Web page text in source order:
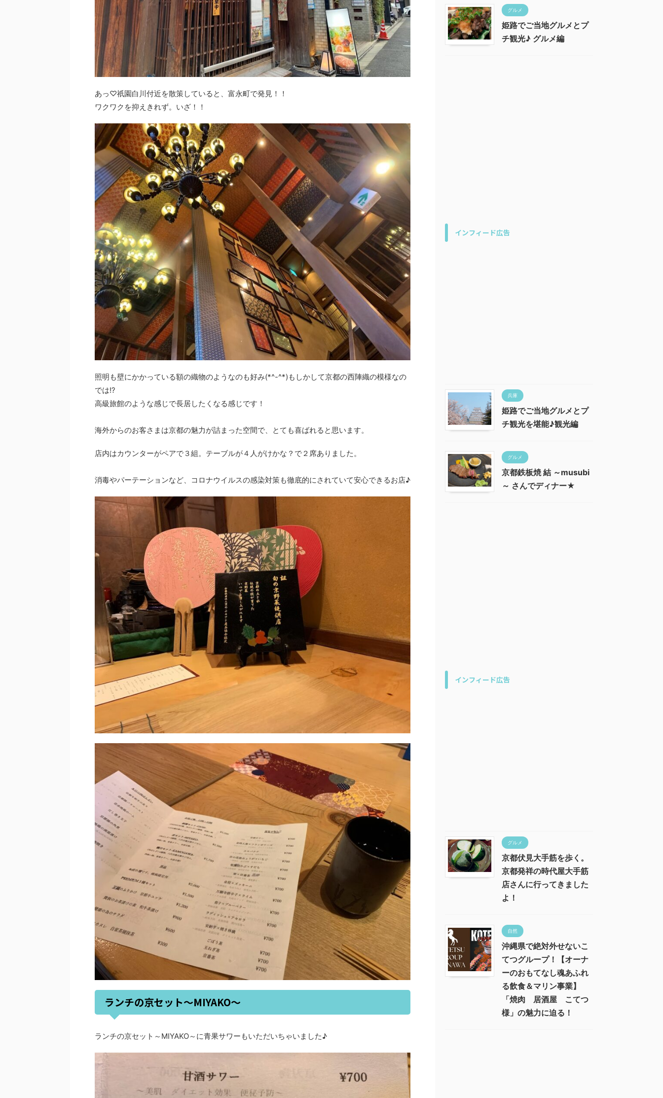
あっ♡祇園白川付近を散策していると、富永町で発見！！
ワクワクを抑えきれず。いざ！！
照明も壁にかかっている額の織物のようなのも好み(*^-^*)もしかして京都の西陣織の模様なの
では!?
高級旅館のような感じで長居したくなる感じです！
海外からのお客さまは京都の魅力が詰まった空間で、とても喜ばれると思います。
店内はカウンターがペアで３組。テーブルが４人がけかな？で２席ありました。
消毒やパーテーションなど、コロナウイルスの感染対策も徹底的にされていて安心できるお店♪
ランチの京セット～MIYAKO～
ランチの京セット～MIYAKO～に青果サワーもいただいちゃいました♪
グルメ
姫路でご当地グルメとプ
チ観光♪ グルメ編
インフィード広告
兵庫
姫路でご当地グルメとプ
チ観光を堪能♪観光編
グルメ
京都鉄板焼 結 ～musubi
～ さんでディナー★
インフィード広告
グルメ
京都伏見大手筋を歩く。
京都発祥の時代屋大手筋
店さんに行ってきました
よ！
自然
沖縄県で絶対外せないこ
てつグループ！【オーナ
ーのおもてなし魂あふれ
る飲食＆マリン事業】
「焼肉 居酒屋 こてつ
様」の魅力に迫る！